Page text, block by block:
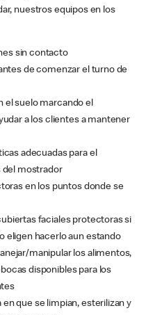
nuestros equipos en los
sin contacto
de comenzar el turno de
el suelo marcando el
a los clientes a mantener
adecuadas para el
del mostrador
en los puntos donde se
faciales protectoras si
eligen hacerlo aun estando
manipular los alimentos,
disponibles para los
que se limpian, esterilizan y